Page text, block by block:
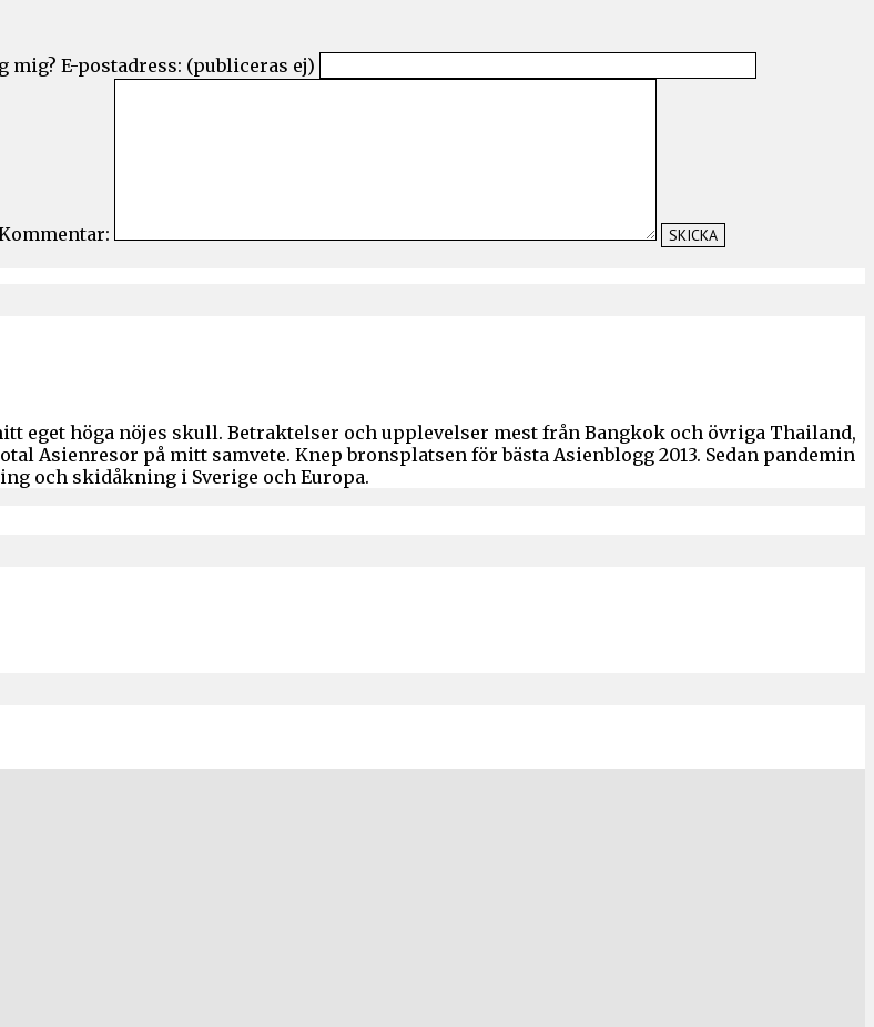
mig? E-postadress: (publiceras ej)
eget höga nöjes skull. Betraktelser och upplevelser mest från Bangkok och övriga Thailand,
Asienresor på mitt samvete. Knep bronsplatsen för bästa Asienblogg 2013. Sedan pandemin
och skidåkning i Sverige och Europa.